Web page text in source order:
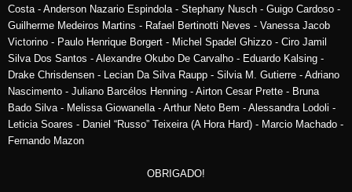
Costa - Anderson Nazario Espindola - Stephany Nusch - Guigo Cardoso -
Guilherme Medeiros Martins - Rafael Bertinotti Neves - Vanessa Jacob
Victorino - Paulo Henrique Borgert - Michel Spadel Ghizzo - Ciro Jamil
Silva Dos Santos - Alexandre Okubo De Carvalho - Eduardo Kalsing -
Drake Chrisdensen - Lecian Da Silva Raupp - Silvia M. Gutierre - Adriano
Nascimento - Juliano Barcélos Henning - Airton Cesar Prette - Bruna
Bado Silva - Melissa Giowanella - Arthur Neto Bem - Alessandra Lodoli -
Leticia Soares - Daniel “Russo” Teixeira (A Hora Hard) - Marcio Machado -
Fernando Mazon
OBRIGADO!